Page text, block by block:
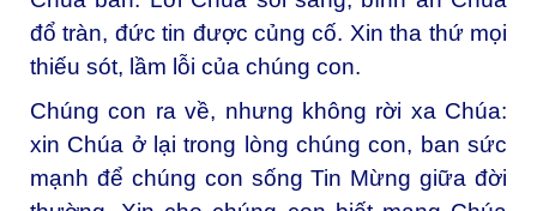
đổ tràn, đức tin được củng cố. Xin tha thứ mọi
thiếu sót, lầm lỗi của chúng con.
Chúng con ra về, nhưng không rời xa Chúa:
xin Chúa ở lại trong lòng chúng con, ban sức
mạnh để chúng con sống Tin Mừng giữa đời